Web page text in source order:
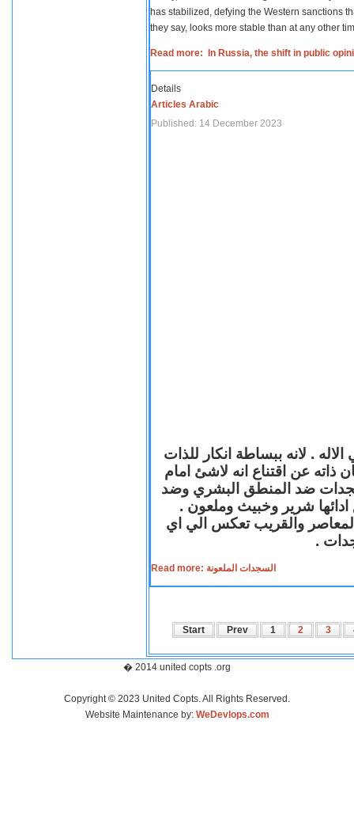
has stabilized, defying the Western sanctions
they say, looks more stable than at any other
Read more: In Russia, the shift in public
Details
Articles Arabic
Published: 14 December 2023
. لانه ببساطة انكار للذات
ذاته عن اقتناع انه لاشئ امام
ضد المنطق البشري وضد
ادائها شرير وخبيث وملعون .
المعاصر والقريب تعكس الي اي
.
Read more: السجدات الملعونة
Start Prev 1 2 3
� 2014 united copts .org
Copyright © 2023 United Copts. All Rights Reserved.
Website Maintenance by: WeDevlops.com